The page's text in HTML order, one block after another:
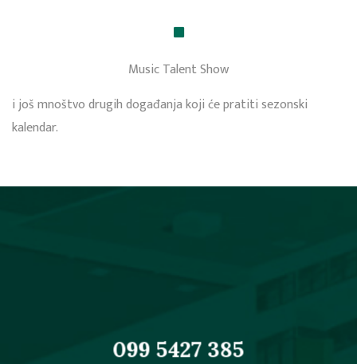
Music Talent Show
i još mnoštvo drugih događanja koji će pratiti sezonski
kalendar.
099 5427 385